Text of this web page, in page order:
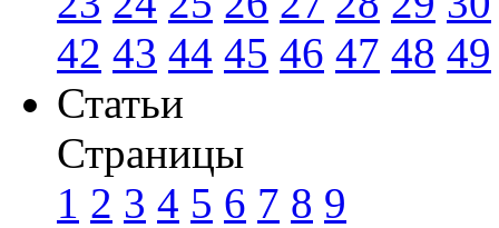
42 43 44 45 46 47 48 49
Статьи
Страницы
1 2 3 4 5 6 7 8 9